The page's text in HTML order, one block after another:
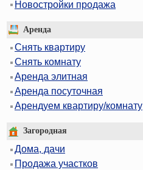
Новостройки продажа
Аренда
Снять квартиру
Снять комнату
Аренда элитная
Аренда посуточная
Арендуем квартиру/комнату
Загородная
Дома, дачи
Продажа участков